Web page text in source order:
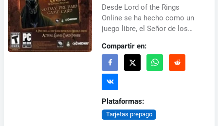
Desde Lord of the Rings
Online se ha hecho como un
juego libre, el Señor de los
puede utilizar para ganar
acceso VIP al jue...
Compartir en:
Plataformas:
Tarjetas prepago